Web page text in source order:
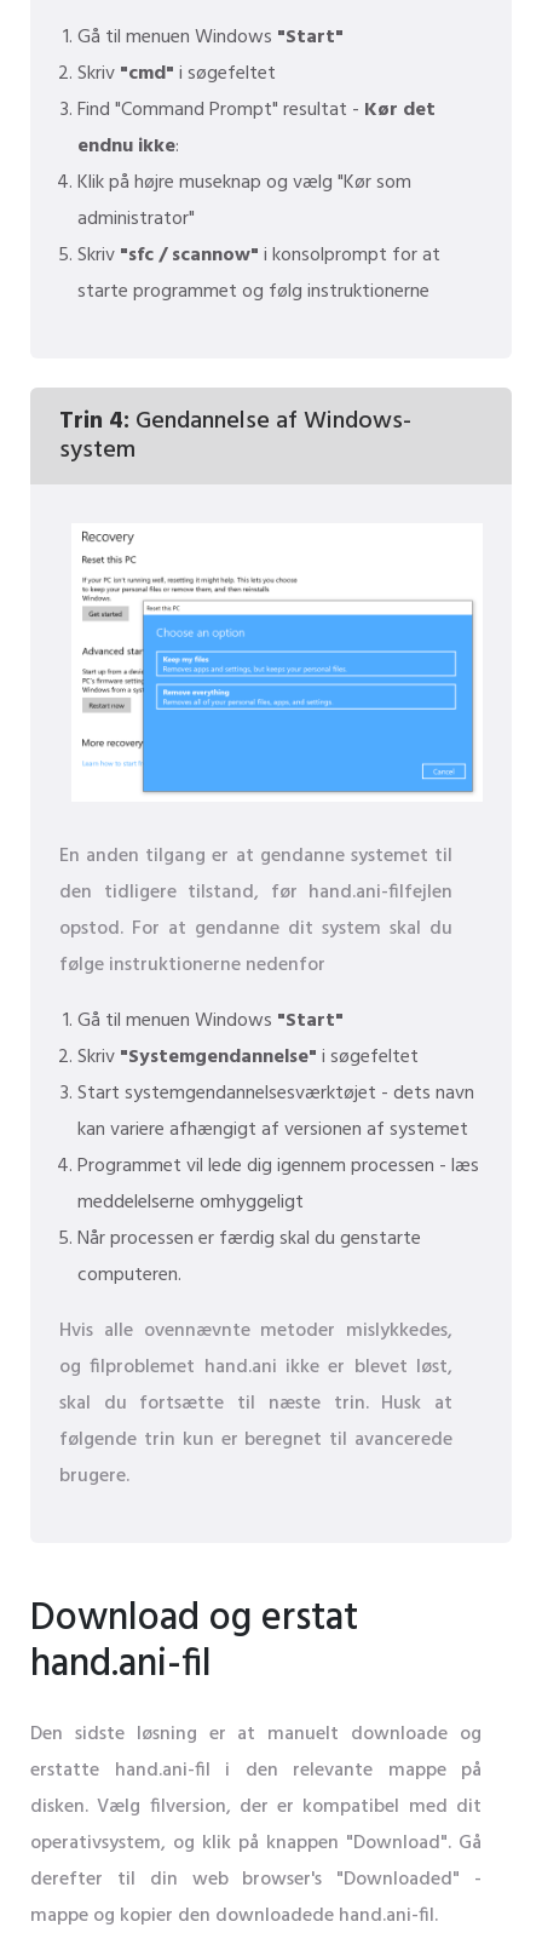
Gå til menuen Windows "Start"
Skriv"cmd"i søgefeltet
Find "Command Prompt" resultat - Kør det
endnu ikke:
Klik på højre museknap og vælg "Kør som
administrator"
Skriv"sfc / scannow"i konsolprompt for at
starte programmet og følg instruktionerne
Trin 4: Gendannelse af Windows-
system
En anden tilgang er at gendanne systemet til
den tidligere tilstand, før hand.ani-filfejlen
opstod. For at gendanne dit system skal du
følge instruktionerne nedenfor
Gå til menuen Windows "Start"
Skriv"Systemgendannelse"i søgefeltet
Start systemgendannelsesværktøjet - dets navn
kan variere afhængigt af versionen af ​​systemet
Programmet vil lede dig igennem processen - læs
meddelelserne omhyggeligt
Når processen er færdig skal du genstarte
computeren.
Hvis alle ovennævnte metoder mislykkedes,
og filproblemet hand.ani ikke er blevet løst,
skal du fortsætte til næste trin. Husk at
følgende trin kun er beregnet til avancerede
brugere.
Download og erstat
hand.ani-fil
Den sidste løsning er at manuelt downloade og
erstatte hand.ani-fil i den relevante mappe på
disken. Vælg filversion, der er kompatibel med dit
operativsystem, og klik på knappen "Download". Gå
derefter til din web browser's "Downloaded" -
mappe og kopier den downloadede hand.ani-fil.